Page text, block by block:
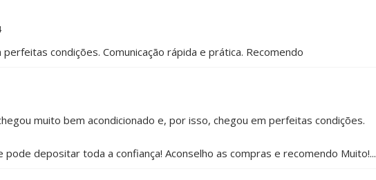
condições. Comunicação rápida e prática. Recomendo
muito bem acondicionado e, por isso, chegou em perfeitas condições.
depositar toda a confiança! Aconselho as compras e recomendo Muito!...